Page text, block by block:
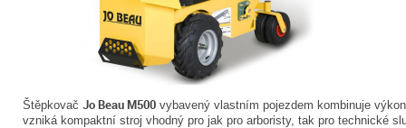
Štěpkovač Jo Beau M500 vybavený vlastním pojezdem kombinuje
vzniká kompaktní stroj vhodný pro jak pro arboristy, tak pro technické